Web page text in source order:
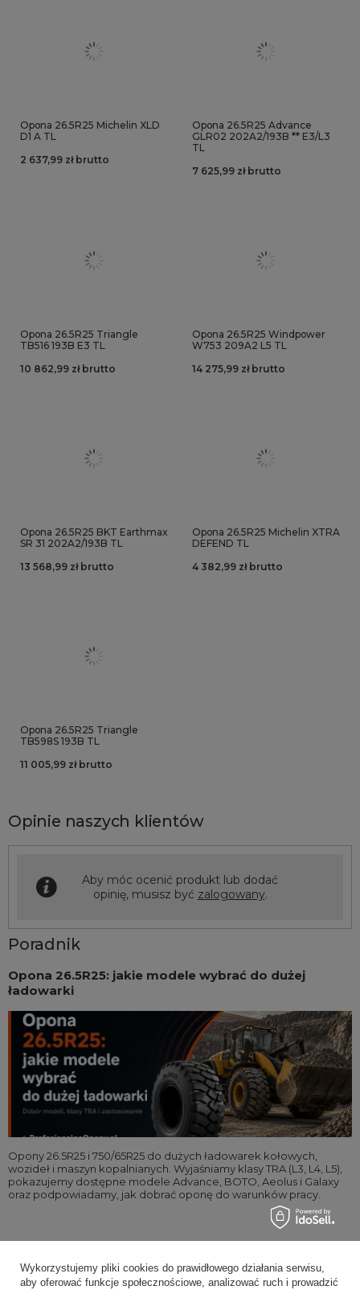
Opona 26.5R25 Michelin XLD
D1 A TL
2 637,99 zł brutto
Opona 26.5R25 Advance
GLR02 202A2/193B ** E3/L3
TL
7 625,99 zł brutto
Opona 26.5R25 Triangle
TB516 193B E3 TL
10 862,99 zł brutto
Opona 26.5R25 Windpower
W753 209A2 L5 TL
14 275,99 zł brutto
Opona 26.5R25 BKT Earthmax
SR 31 202A2/193B TL
13 568,99 zł brutto
Opona 26.5R25 Michelin XTRA
DEFEND TL
4 382,99 zł brutto
Opona 26.5R25 Triangle
TB598S 193B TL
11 005,99 zł brutto
Opinie naszych klientów
Aby móc ocenić produkt lub dodać
opinię, musisz być zalogowany.
Poradnik
Opona 26.5R25: jakie modele wybrać do dużej
ładowarki
Opony 26.5R25 i 750/65R25 do dużych ładowarek kołowych,
wozideł i maszyn kopalnianych. Wyjaśniamy klasy TRA (L3, L4, L5),
pokazujemy dostępne modele Advance, BOTO, Aeolus i Galaxy
oraz podpowiadamy, jak dobrać oponę do warunków pracy.
Poradniki eksperckie
Wykorzystujemy pliki cookies do prawidłowego działania serwisu,
aby oferować funkcje społecznościowe, analizować ruch i prowadzić